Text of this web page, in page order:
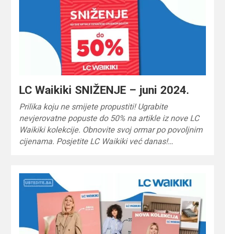
LC Waikiki SNIŽENJE – juni 2024.
Prilika koju ne smijete propustiti! Ugrabite
nevjerovatne popuste do 50% na artikle iz nove LC
Waikiki kolekcije. Obnovite svoj ormar po povoljnim
cijenama. Posjetite LC Waikiki već danas!…